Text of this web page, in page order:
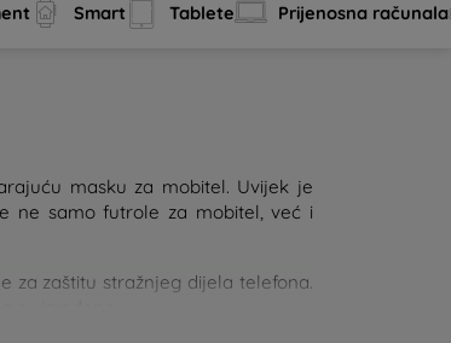
Smart Tablete Prijenosna računala
masku za mobitel. Uvijek je
ne samo futrole za mobitel, već i
za zaštitu stražnjeg dijela telefona.